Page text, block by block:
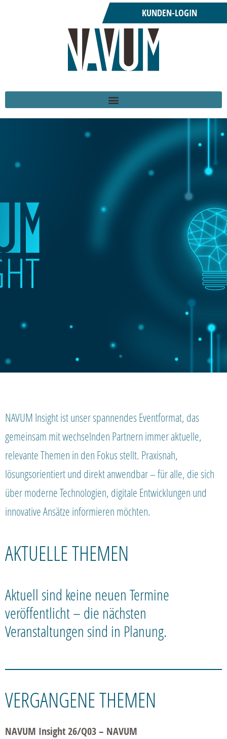
KUNDEN-LOGIN
NAVUM Insight ist unser spannendes Eventformat, das
gemeinsam mit wechselnden Partnern immer aktuelle,
relevante Themen in den Fokus stellt. Praxisnah,
lösungsorientiert und direkt anwendbar – für alle, die sich
über moderne Technologien, digitale Entwicklungen und
innovative Ansätze informieren möchten.
AKTUELLE THEMEN
Aktuell sind keine neuen Termine
veröffentlicht – die nächsten
Veranstaltungen sind in Planung.
VERGANGENE THEMEN
NAVUM Insight 26/Q03 – NAVUM